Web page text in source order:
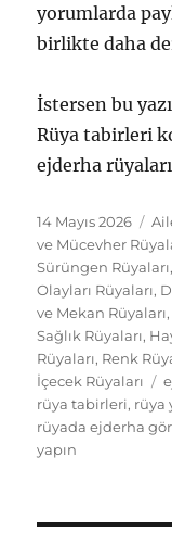
yorumlarda
birlikte daha
İstersen bu
Rüya tabirleri
ejderha
Yayın
tarihi
14 Mayıs 2026
ve Mücevher
Sürüngen Rüyaları,
Olayları Rüyaları,
ve Mekan Rüyaları
Sağlık Rüyaları,
Rüyaları, Renk
İçecek Rüyaları
rüya tabirleri, rüya
rüyada ejderha
yapın